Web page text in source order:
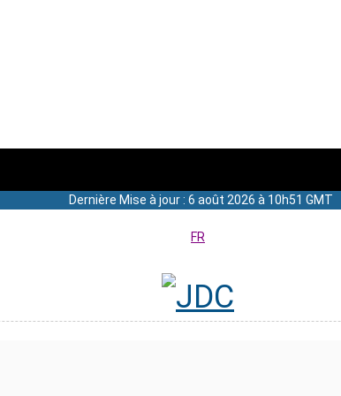
Dernière Mise à jour : 6 août 2026 à 10h51 GMT
FR